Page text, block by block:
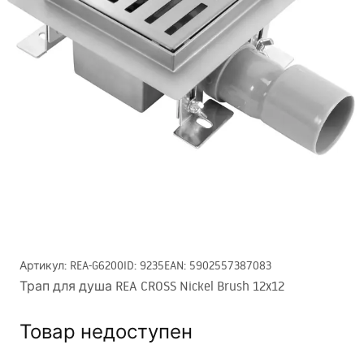
Артикул: REA-G6200ID: 9235EAN: 5902557387083
Трап для душа REA CROSS Nickel Brush 12x12
Товар недоступен